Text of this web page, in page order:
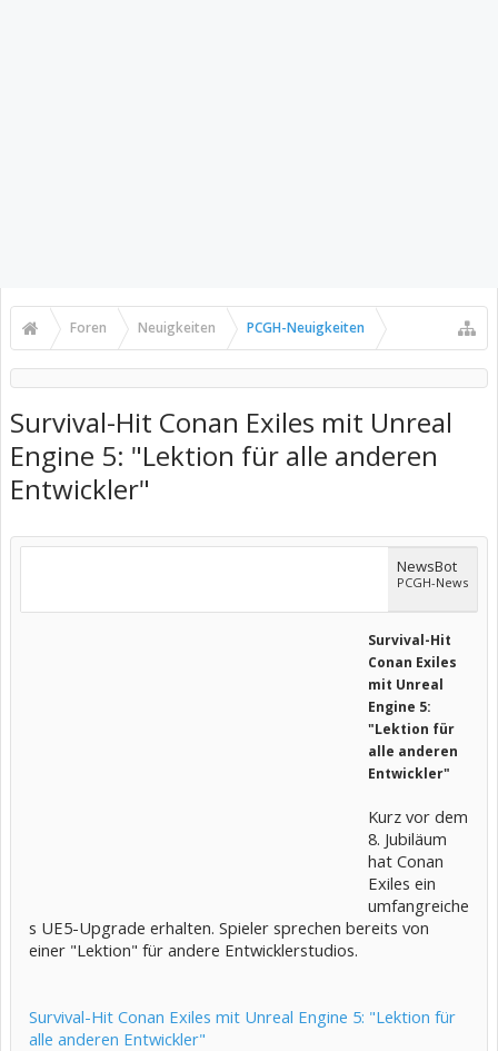
Foren Neuigkeiten PCGH-Neuigkeiten
Survival-Hit Conan Exiles mit Unreal
Engine 5: "Lektion für alle anderen
Entwickler"
NewsBot
PCGH-News
Survival-Hit
Conan Exiles
mit Unreal
Engine 5:
"Lektion für
alle anderen
Entwickler"
Kurz vor dem
8. Jubiläum
hat Conan
Exiles ein
umfangreiche
s UE5-Upgrade erhalten. Spieler sprechen bereits von
einer "Lektion" für andere Entwicklerstudios.
Survival-Hit Conan Exiles mit Unreal Engine 5: "Lektion für
alle anderen Entwickler"